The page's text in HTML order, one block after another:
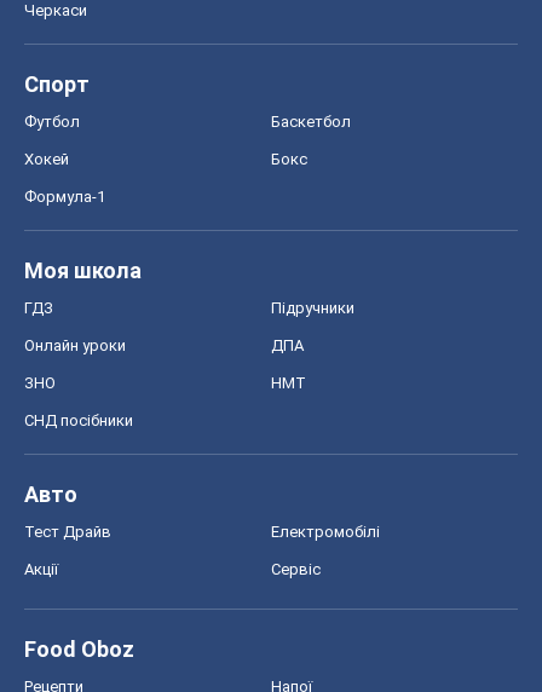
Черкаси
Спорт
Футбол Баскетбол
Хокей Бокс
Формула-1
Моя школа
ГДЗ Підручники
Онлайн уроки ДПА
ЗНО НМТ
СНД посібники
Авто
Тест Драйв Електромобілі
Акції Сервіс
Food Oboz
Рецепти Напої